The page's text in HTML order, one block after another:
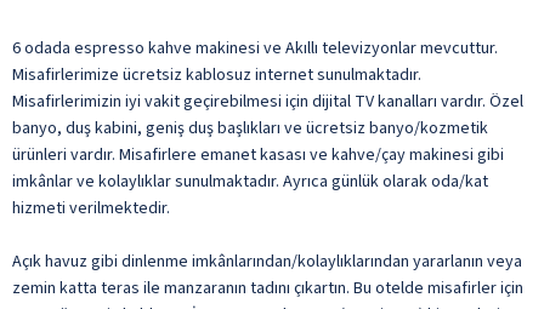
6 odada espresso kahve makinesi ve Akıllı televizyonlar mevcuttur.
Misafirlerimize ücretsiz kablosuz internet sunulmaktadır.
Misafirlerimizin iyi vakit geçirebilmesi için dijital TV kanalları vardır. Özel
banyo, duş kabini, geniş duş başlıkları ve ücretsiz banyo/kozmetik
ürünleri vardır. Misafirlere emanet kasası ve kahve/çay makinesi gibi
imkânlar ve kolaylıklar sunulmaktadır. Ayrıca günlük olarak oda/kat
hizmeti verilmektedir.
Açık havuz gibi dinlenme imkânlarından/kolaylıklarından yararlanın veya
zemin katta teras ile manzaranın tadını çıkartın. Bu otelde misafirler için